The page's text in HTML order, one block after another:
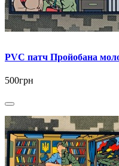
PVC патч Пройобана
500грн